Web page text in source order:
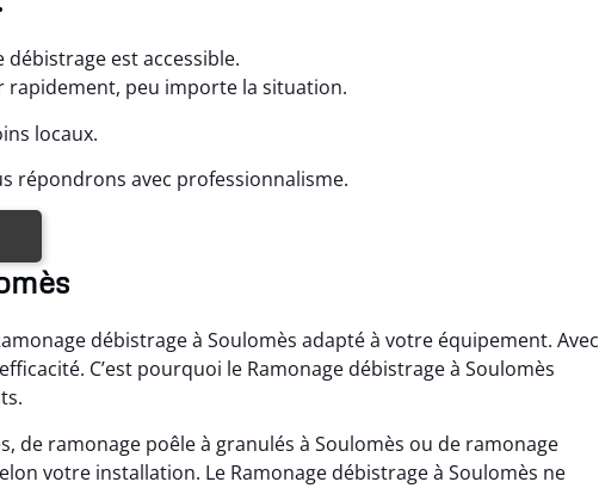
est accessible.
peu importe la situation.
locaux.
répondrons avec professionnalisme.
débistrage à Soulomès adapté à votre équipement. Avec
C’est pourquoi le Ramonage débistrage à Soulomès
de ramonage poêle à granulés à Soulomès ou de ramonage
votre installation. Le Ramonage débistrage à Soulomès ne